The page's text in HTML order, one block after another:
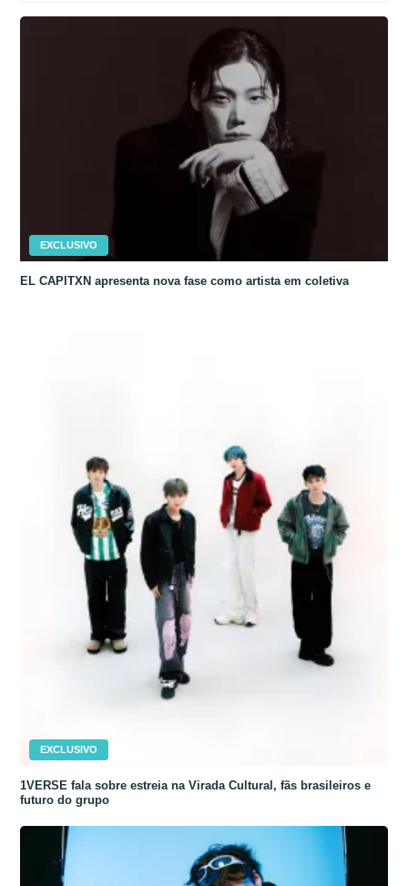
EXCLUSIVO
EL CAPITXN apresenta nova fase como artista em coletiva
EXCLUSIVO
1VERSE fala sobre estreia na Virada Cultural, fãs brasileiros e
futuro do grupo